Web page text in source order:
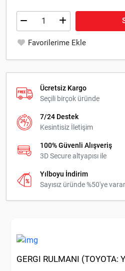
Favorilerime Ekle
Ücretsiz Kargo
Seçili birçok üründe
7/24 Destek
Kesintisiz İletişim
100% Güvenli Alışveriş
3D Secure altyapısı ile
Yılboyu İndirim
Sayısız üründe %50'ye
GERGI RULMANI (TOYOTA: